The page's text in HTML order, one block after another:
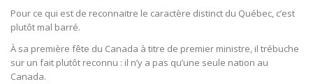
Pour ce qui est de reconnaitre le caractère distinct du Québec, c’est
plutôt mal barré.
À sa première fête du Canada à titre de premier ministre, il trébuche
sur un fait plutôt reconnu : il n’y a pas qu’une seule nation au
Canada.